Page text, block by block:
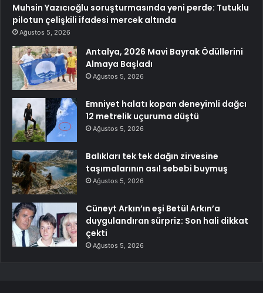
Muhsin Yazıcıoğlu soruşturmasında yeni perde: Tutuklu
pilotun çelişkili ifadesi mercek altında
Ağustos 5, 2026
Antalya, 2026 Mavi Bayrak Ödüllerini
Almaya Başladı
Ağustos 5, 2026
Emniyet halatı kopan deneyimli dağcı
12 metrelik uçuruma düştü
Ağustos 5, 2026
Balıkları tek tek dağın zirvesine
taşımalarının asıl sebebi buymuş
Ağustos 5, 2026
Cüneyt Arkın’ın eşi Betül Arkın’a
duygulandıran sürpriz: Son hali dikkat
çekti
Ağustos 5, 2026